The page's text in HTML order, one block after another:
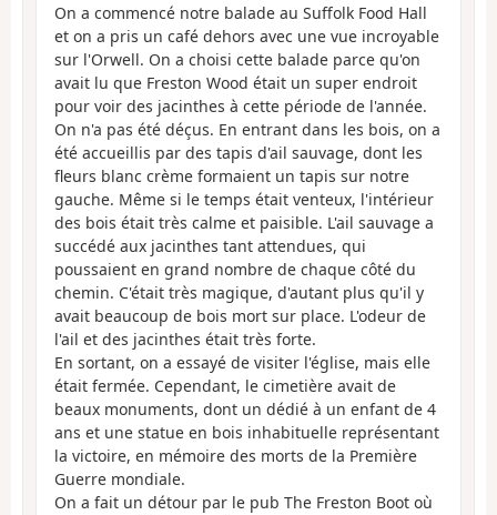
On a commencé notre balade au Suffolk Food Hall
et on a pris un café dehors avec une vue incroyable
sur l'Orwell. On a choisi cette balade parce qu'on
avait lu que Freston Wood était un super endroit
pour voir des jacinthes à cette période de l'année.
On n'a pas été déçus. En entrant dans les bois, on a
été accueillis par des tapis d'ail sauvage, dont les
fleurs blanc crème formaient un tapis sur notre
gauche. Même si le temps était venteux, l'intérieur
des bois était très calme et paisible. L'ail sauvage a
succédé aux jacinthes tant attendues, qui
poussaient en grand nombre de chaque côté du
chemin. C'était très magique, d'autant plus qu'il y
avait beaucoup de bois mort sur place. L'odeur de
l'ail et des jacinthes était très forte.
En sortant, on a essayé de visiter l'église, mais elle
était fermée. Cependant, le cimetière avait de
beaux monuments, dont un dédié à un enfant de 4
ans et une statue en bois inhabituelle représentant
la victoire, en mémoire des morts de la Première
Guerre mondiale.
On a fait un détour par le pub The Freston Boot où